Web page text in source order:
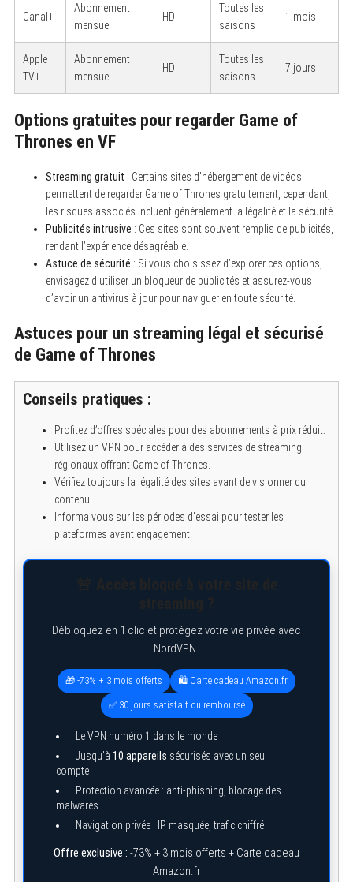
Canal+
Abonnement
mensuel
HD
Toutes les
saisons
1 mois
Apple
TV+
Abonnement
mensuel
HD
Toutes les
saisons
7 jours
Options gratuites pour regarder Game of
Thrones en VF
Streaming gratuit : Certains sites d’hébergement de vidéos
permettent de regarder Game of Thrones gratuitement, cependant,
les risques associés incluent généralement la légalité et la sécurité.
Publicités intrusive : Ces sites sont souvent remplis de publicités,
rendant l’expérience désagréable.
Astuce de sécurité : Si vous choisissez d’explorer ces options,
envisagez d’utiliser un bloqueur de publicités et assurez-vous
d’avoir un antivirus à jour pour naviguer en toute sécurité.
Astuces pour un streaming légal et sécurisé
de Game of Thrones
Conseils pratiques :
Profitez d’offres spéciales pour des abonnements à prix réduit.
Utilisez un VPN pour accéder à des services de streaming
régionaux offrant Game of Thrones.
Vérifiez toujours la légalité des sites avant de visionner du
contenu.
Informa vous sur les périodes d’essai pour tester les
plateformes avant engagement.
Débloquez en 1 clic et protégez votre vie privée avec
NordVPN.
🎁 -73% + 3 mois offerts 🛍️ Carte cadeau Amazon.fr
✅ 30 jours satisfait ou remboursé
Le VPN numéro 1 dans le monde !
Jusqu’à 10 appareils sécurisés avec un seul
compte
Protection avancée : anti-phishing, blocage des
malwares
Navigation privée : IP masquée, trafic chiffré
Offre exclusive : -73% + 3 mois offerts + Carte cadeau
Amazon.fr